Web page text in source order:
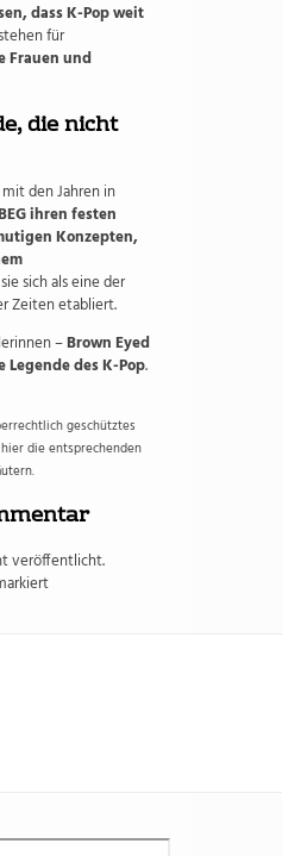
dass K-Pop weit
für
Frauen und
die nicht
den Jahren in
ihren festen
Konzepten,
sich als eine der
Zeiten etabliert.
–Brown Eyed
des K-Pop.
geschütztes
die entsprechenden
veröffentlicht.